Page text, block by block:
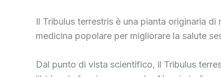
Il Tribulus terrestris è una pianta originaria
medicina popolare per migliorare la salute
Dal punto di vista scientifico, il Tribulus